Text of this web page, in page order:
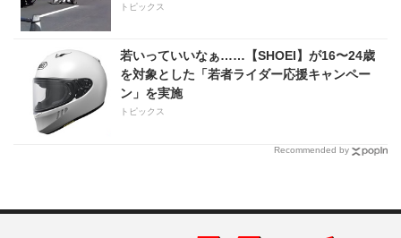
トピックス
若いっていいなぁ……【SHOEI】が16〜24歳
を対象とした「若者ライダー応援キャンペー
ン」を実施
トピックス
Recommended by